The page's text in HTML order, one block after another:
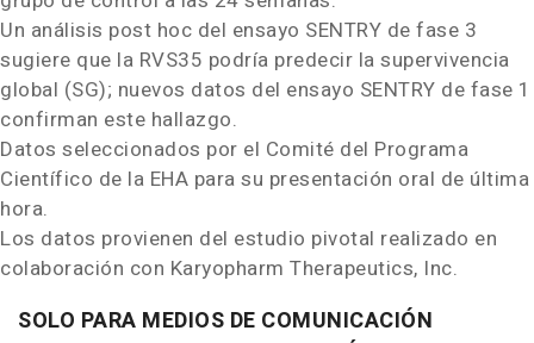
Un análisis post hoc del ensayo SENTRY de fase 3
sugiere que la RVS35 podría predecir la supervivencia
global (SG); nuevos datos del ensayo SENTRY de fase 1
confirman este hallazgo.
Datos seleccionados por el Comité del Programa
Científico de la EHA para su presentación oral de última
hora.
Los datos provienen del estudio pivotal realizado en
colaboración con Karyopharm Therapeutics, Inc.
SOLO PARA MEDIOS DE COMUNICACIÓN